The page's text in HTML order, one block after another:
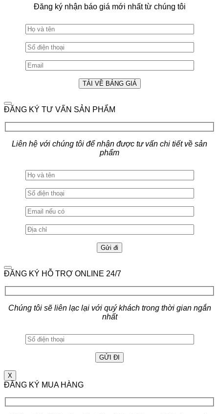
Đăng ký nhận báo giá mới nhất từ chúng tôi
ĐĂNG KÝ TƯ VẤN SẢN PHẨM
Liên hệ với chúng tôi để nhận được tư vấn chi tiết về sản
phẩm
ĐĂNG KÝ HỖ TRỢ ONLINE 24/7
Chúng tôi sẽ liên lạc lại với quý khách trong thời gian ngắn
nhất
X
ĐĂNG KÝ MUA HÀNG